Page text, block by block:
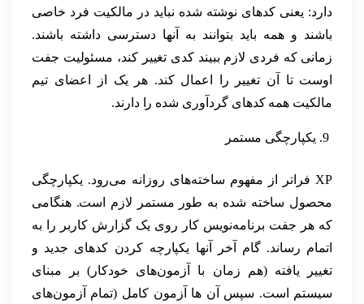
دارد: یعنی کدهای نوشته شده نباید در مالکیت فرد خاصی
باشند و همه باید بتوانند به آنها دسترسی داشته باشند.
زمانی که فردی لازم ببیند کدی تغییر کند، مسئولیت جفت
اوست تا آن تغییر را اعمال کند. هر یک از اعضای تیم
مالکیت همه کدهای گردآوری شده را دارند.
یکپارچگی مستمر
XP فراتر از مفهوم ساخته‌های روزانه می‌رود. یکپارچگی
محصول ساخته شده به طور مستمر لازم است. هنگامی
که هر جفت برنامه‌نویس کار روی یک گزارش کاربر را به
اتمام رساند. گام آخر آنها یکپارچه کردن کدهای جدید و
تغییر یافته (هم زمان با آزمون‌های خودکار) بر مبنای
سیستم است. سپس آن ها آزمون کامل (تمام آزمون‌‌های